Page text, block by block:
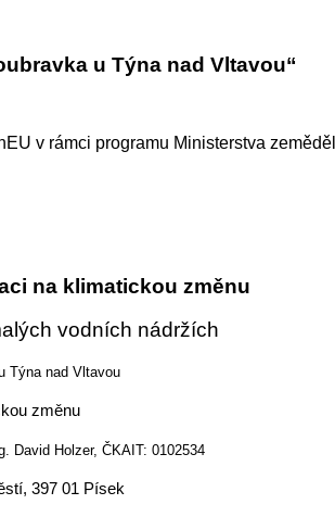
u Týna nad Vltavou“
v rámci programu Ministerstva
na klimatickou změnu
vodních nádržích
Týna nad Vltavou
změnu
David Holzer, ČKAIT: 0102534
397 01 Písek